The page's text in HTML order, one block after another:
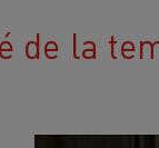
de la